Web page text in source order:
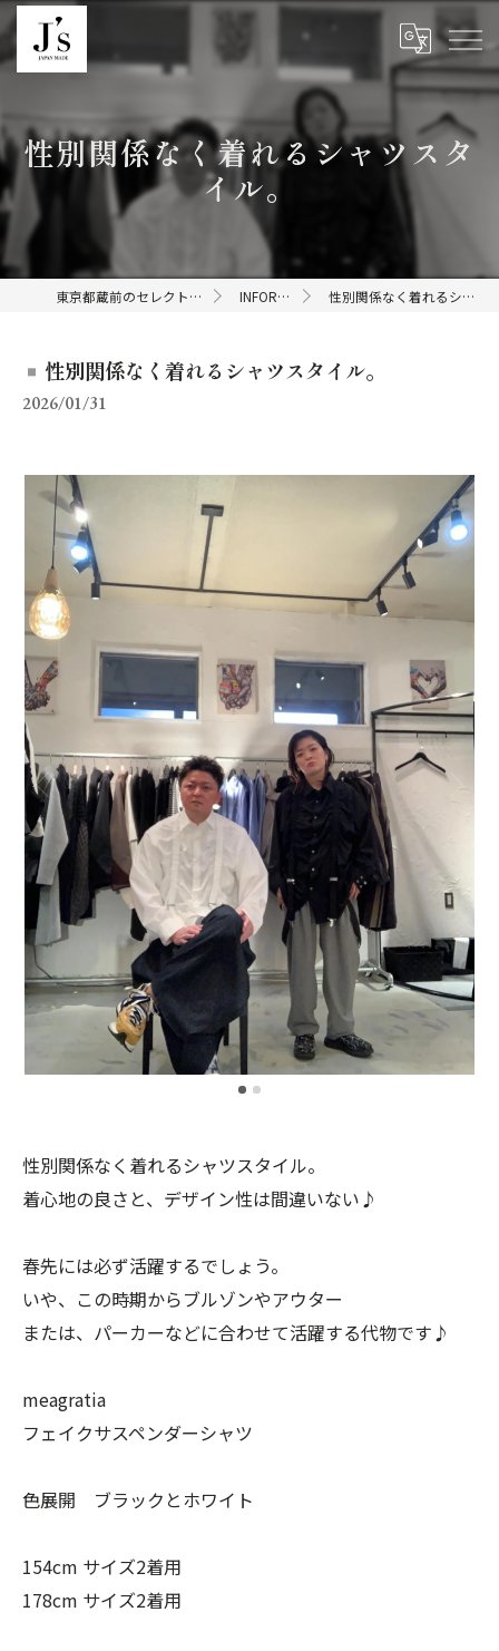
性別関係なく着れるシャツスタ
イル。
東京都蔵前のセレクトショップならJ's INFORMATION 性別関係なく着れるシャツスタイル。
性別関係なく着れるシャツスタイル。
2026/01/31
性別関係なく着れるシャツスタイル。
着心地の良さと、デザイン性は間違いない♪
春先には必ず活躍するでしょう。
いや、この時期からブルゾンやアウター
または、パーカーなどに合わせて活躍する代物です♪
meagratia
フェイクサスペンダーシャツ
色展開 ブラックとホワイト
154cm サイズ2着用
178cm サイズ2着用